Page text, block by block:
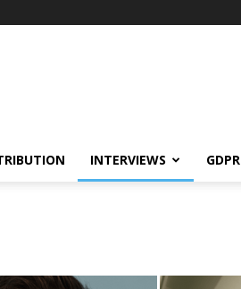
INTERVIEWS GDPR